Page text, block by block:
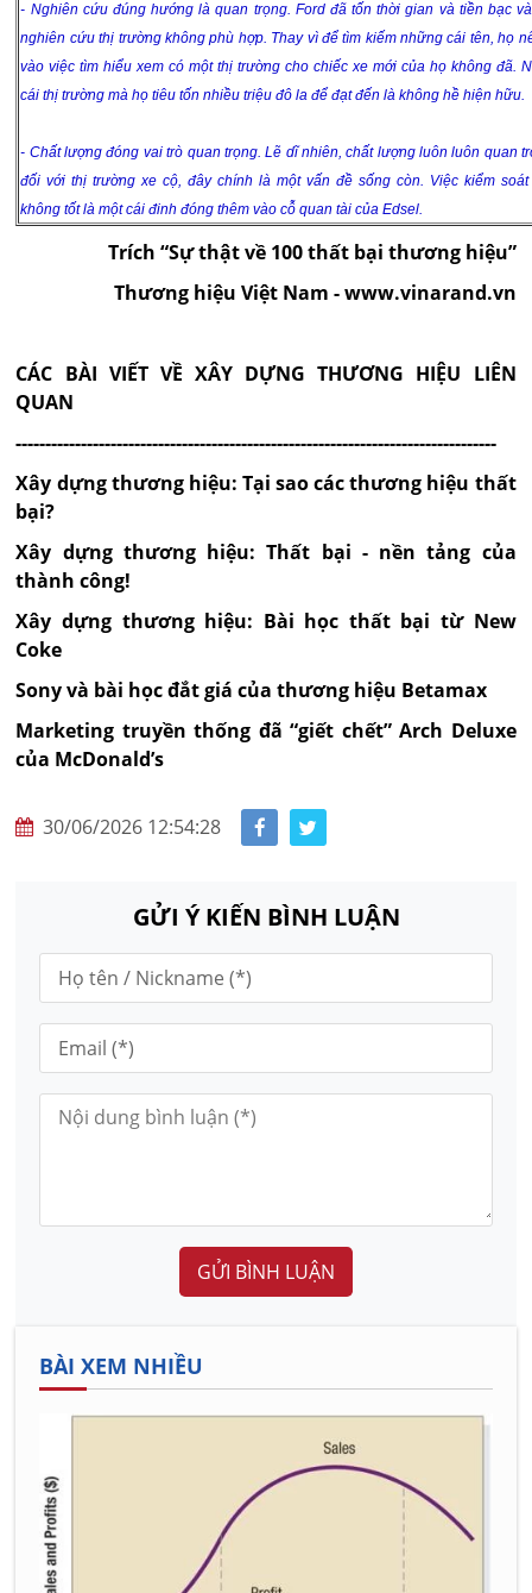
- Nghiên cứu đúng hướng là quan trọng. Ford đã tốn thời gian và tiền bạc
nghiên cứu thị trường không phù hợp. Thay vì để tìm kiếm những cái tên, họ
vào việc tìm hiểu xem có một thị trường cho chiếc xe mới của họ không đã.
cái thị trường mà họ tiêu tốn nhiều triệu đô la để đạt đến là không hề hiện hữu.
- Chất lượng đóng vai trò quan trọng. Lẽ dĩ nhiên, chất lượng luôn luôn quan
đối với thị trường xe cộ, đây chính là một vấn đề sống còn. Việc kiểm
không tốt là một cái đinh đóng thêm vào cỗ quan tài của Edsel.
Trích “Sự thật về 100 thất bại thương hiệu”
Thương hiệu Việt Nam - www.vinarand.vn
CÁC BÀI VIẾT VỀ XÂY DỰNG THƯƠNG HIỆU LIÊN
QUAN
---------------------------------------------------------------------------------
Xây dựng thương hiệu: Tại sao các thương hiệu thất
bại?
Xây dựng thương hiệu: Thất bại - nền tảng của
thành công!
Xây dựng thương hiệu: Bài học thất bại từ New
Coke
Sony và bài học đắt giá của thương hiệu Betamax
Marketing truyền thống đã “giết chết” Arch Deluxe
của McDonald’s
30/06/2026 12:54:28
GỬI Ý KIẾN BÌNH LUẬN
GỬI BÌNH LUẬN
BÀI XEM NHIỀU